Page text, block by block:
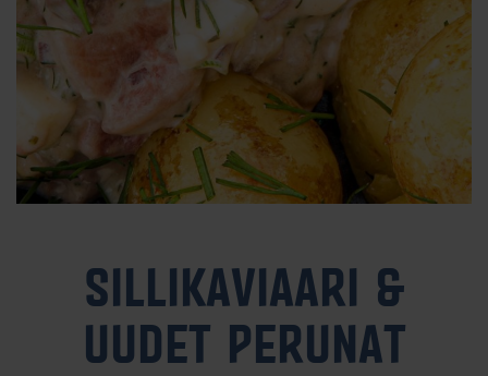
SILLIKAVIAARI &
UUDET PERUNAT